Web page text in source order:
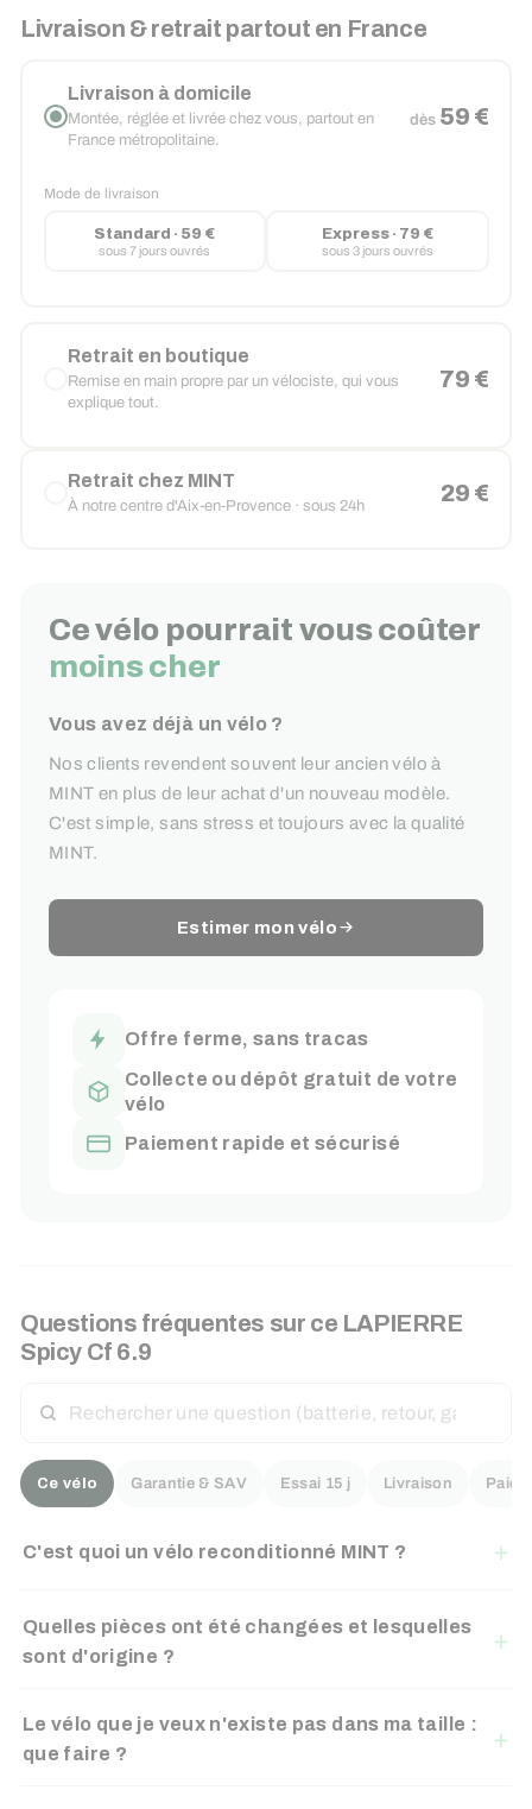
Livraison & retrait partout en France
Livraison à domicile
Montée, réglée et livrée chez vous, partout en
France métropolitaine.
dès 59 €
Mode de livraison
Standard · 59 €
sous 7 jours ouvrés
Express · 79 €
sous 3 jours ouvrés
Retrait en boutique
Remise en main propre par un vélociste, qui vous
explique tout.
79 €
Retrait chez MINT
À notre centre d'Aix-en-Provence · sous 24h 29 €
Ce vélo pourrait vous coûter
moins cher
Vous avez déjà un vélo ?
Nos clients revendent souvent leur ancien vélo à
MINT en plus de leur achat d'un nouveau modèle.
C'est simple, sans stress et toujours avec la qualité
MINT.
Estimer mon vélo
Offre ferme, sans tracas
Collecte ou dépôt gratuit de votre
vélo
Paiement rapide et sécurisé
Questions fréquentes sur ce LAPIERRE
Spicy Cf 6.9
UNE
Ce vélo Garantie & SAV Essai 15 j Livraison
C'est quoi un vélo reconditionné MINT ?
Quelles pièces ont été changées et lesquelles
sont d'origine ?
Le vélo que je veux n'existe pas dans ma taille :
que faire ?